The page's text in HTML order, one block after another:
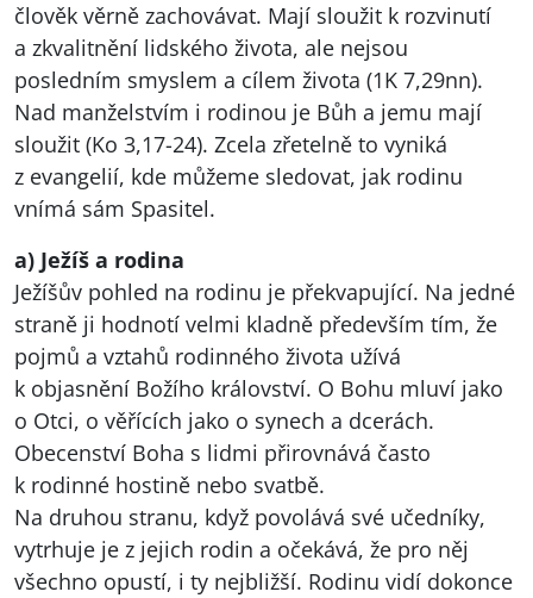
člověk věrně zachovávat. Mají sloužit k rozvinutí
a zkvalitnění lidského života, ale nejsou
posledním smyslem a cílem života (1K 7,29nn).
Nad manželstvím i rodinou je Bůh a jemu mají
sloužit (Ko 3,17-24). Zcela zřetelně to vyniká
z evangelií, kde můžeme sledovat, jak rodinu
vnímá sám Spasitel.
a) Ježíš a rodina
Ježíšův pohled na rodinu je překvapující. Na jedné
straně ji hodnotí velmi kladně především tím, že
pojmů a vztahů rodinného života užívá
k objasnění Božího království. O Bohu mluví jako
o Otci, o věřících jako o synech a dcerách.
Obecenství Boha s lidmi přirovnává často
k rodinné hostině nebo svatbě.
Na druhou stranu, když povolává své učedníky,
vytrhuje je z jejich rodin a očekává, že pro něj
všechno opustí, i ty nejbližší. Rodinu vidí dokonce